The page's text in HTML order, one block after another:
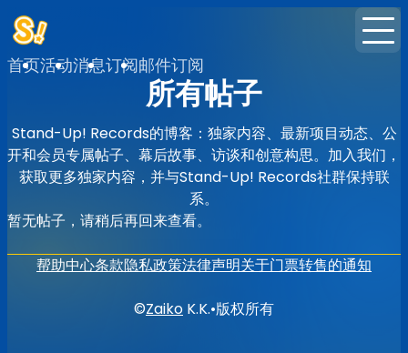
首页活动消息订阅邮件订阅
所有帖子
Stand-Up! Records的博客：独家内容、最新项目动态、公
开和会员专属帖子、幕后故事、访谈和创意构思。加入我们，
获取更多独家内容，并与Stand-Up! Records社群保持联
系。
暂无帖子，请稍后再回来查看。
帮助中心条款隐私政策法律声明关于门票转售的通知
©Zaiko K.K.•版权所有